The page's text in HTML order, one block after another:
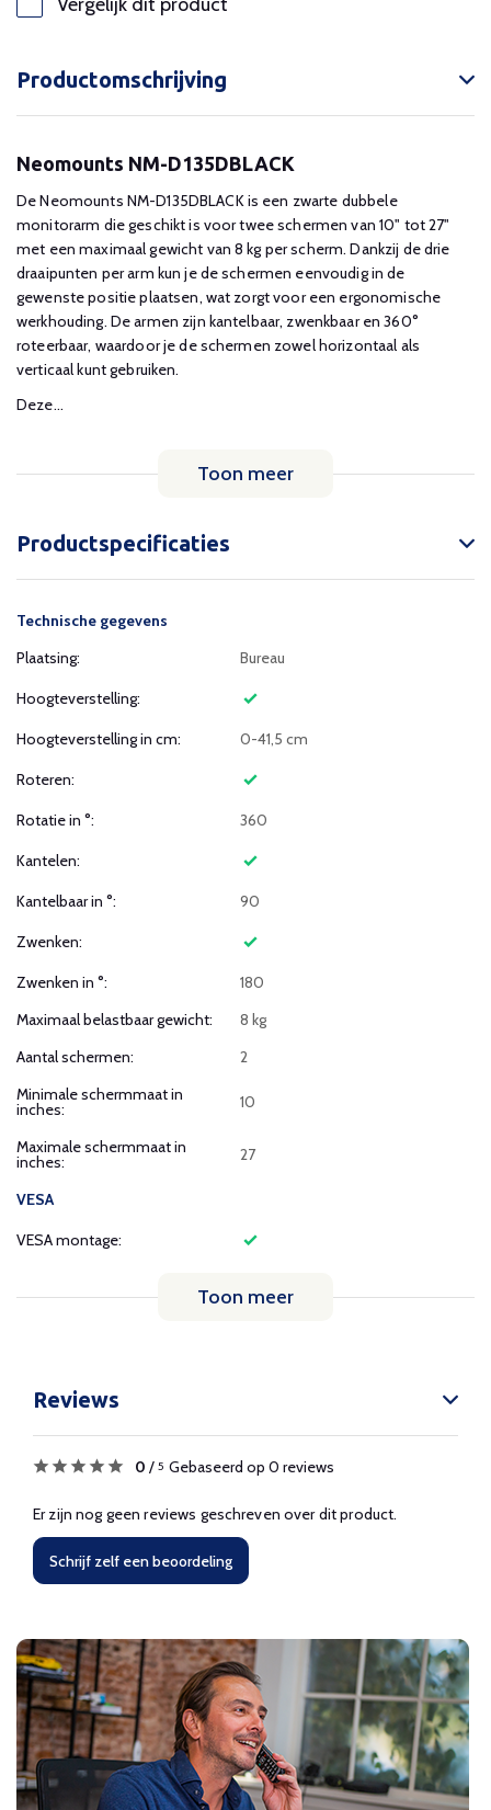
Productomschrijving
Neomounts NM-D135DBLACK
De Neomounts NM-D135DBLACK is een zwarte dubbele
monitorarm die geschikt is voor twee schermen van 10" tot 27"
met een maximaal gewicht van 8 kg per scherm. Dankzij de drie
draaipunten per arm kun je de schermen eenvoudig in de
gewenste positie plaatsen, wat zorgt voor een ergonomische
werkhouding. De armen zijn kantelbaar, zwenkbaar en 360°
roteerbaar, waardoor je de schermen zowel horizontaal als
verticaal kunt gebruiken.
Deze...
Toon meer
Productspecificaties
Technische gegevens
Plaatsing:
Bureau
Hoogteverstelling:
Hoogteverstelling in cm: 0-41,5 cm
Roteren:
Rotatie in °: 360
Kantelen:
Kantelbaar in °: 90
Zwenken:
Zwenken in °:
180
Maximaal belastbaar gewicht:
8 kg
Aantal schermen:
2
Minimale schermmaat in
inches: 10
Maximale schermmaat in
inches: 27
VESA
VESA montage:
Toon meer
Reviews
0 / 5 Gebaseerd op 0 reviews
Er zijn nog geen reviews geschreven over dit product.
Schrijf zelf een beoordeling